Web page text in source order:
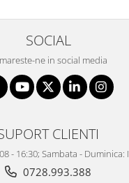
SOCIAL
ne in social media
CLIENTI
- 16:30; Sambata - Duminica:
0728.993.388